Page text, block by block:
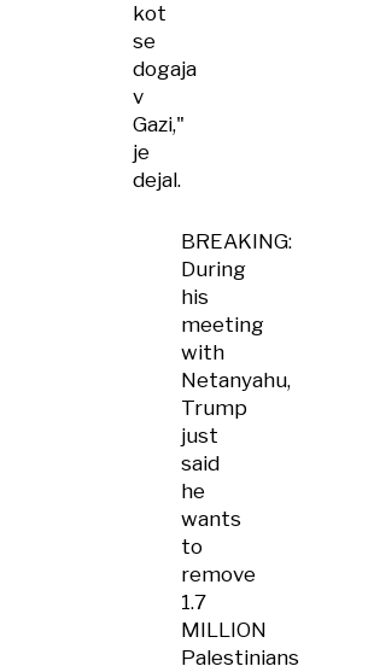
kot
se
dogaja
v
Gazi,"
je
dejal.
BREAKING:
During
his
meeting
with
Netanyahu,
Trump
just
said
he
wants
to
remove
1.7
MILLION
Palestinians